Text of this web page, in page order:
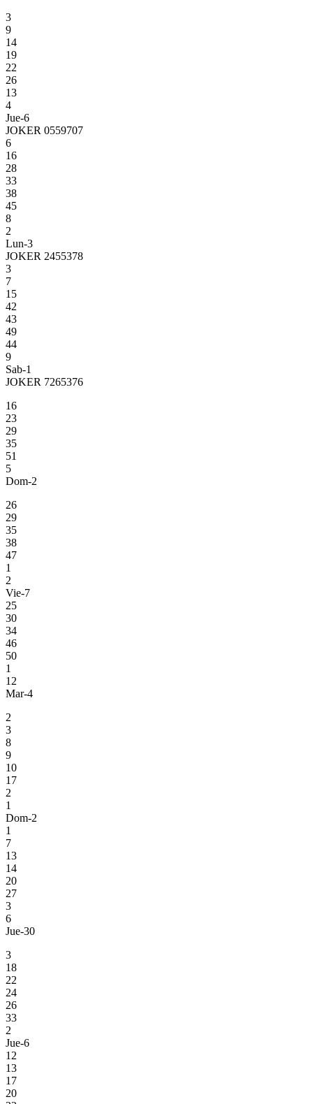
3
9
14
19
22
26
13
4
Jue-6
JOKER 0559707
6
16
28
33
38
45
8
2
Lun-3
JOKER 2455378
3
7
15
42
43
49
44
9
Sab-1
JOKER 7265376
16
23
29
35
51
5
Dom-2
26
29
35
38
47
1
2
Vie-7
25
30
34
46
50
1
12
Mar-4
2
3
8
9
10
17
2
1
Dom-2
1
7
13
14
20
27
3
6
Jue-30
3
18
22
24
26
33
2
Jue-6
12
13
17
20